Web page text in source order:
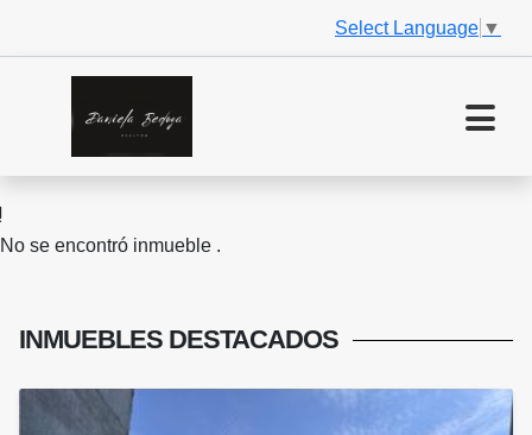
Select Language ▼
No se encontró inmueble .
INMUEBLES DESTACADOS